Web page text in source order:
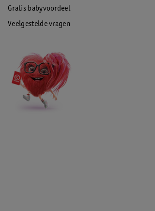
Gratis babyvoordeel
Veelgestelde vragen